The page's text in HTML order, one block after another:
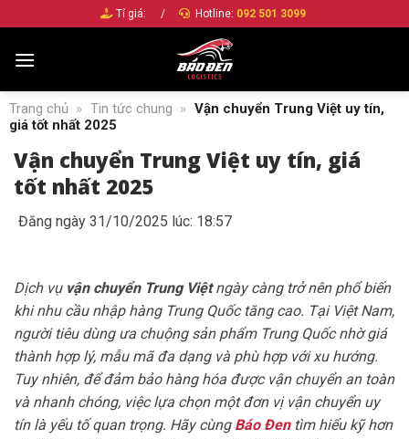
nội
Tỉ giá: / Hotline: 092 501 3099
Trang chủ » Tin tức chung » Vận chuyển Trung Việt uy tín,
giá tốt nhất 2025
Vận chuyển Trung Việt uy tín, giá
tốt nhất 2025
Đăng ngày 31/10/2025 lúc: 18:57
Dịch vụ vận chuyển Trung Việtngày càng trở nên phổ biến
khi nhu cầu nhập hàng Trung Quốc tăng cao. Tại Việt Nam,
người tiêu dùng ưa chuộng sản phẩm Trung Quốc nhờ giá
thành hợp lý, mẫu mã đa dạng và phù hợp với xu hướng.
Tuy nhiên, để đảm bảo hàng hóa được vận chuyển an toàn
và nhanh chóng, việc lựa chọn một đơn vị vận chuyển uy
tín là yếu tố quan trọng. Hãy cùng Báo Đentìm hiểu kỹ hơn